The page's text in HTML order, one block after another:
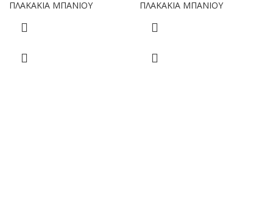
ΠΛΑΚΑΚΙΑ ΜΠΑΝΙΟΥ
ΠΛΑΚΑΚΙΑ ΜΠΑΝΙΟΥ